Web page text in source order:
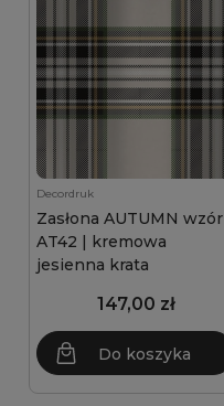
Decordruk
Zasłona AUTUMN wzór
AT42 | kremowa
jesienna krata
147,00 zł
Do koszyka